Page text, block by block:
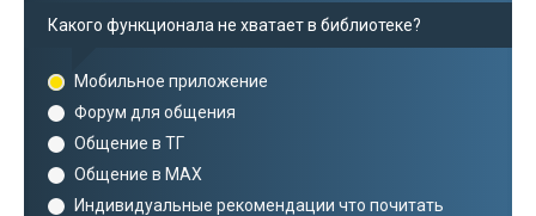
Какого функционала не хватает в библиотеке?
Мобильное приложение
Форум для общения
Общение в ТГ
Общение в MAX
Индивидуальные рекомендации что почитать